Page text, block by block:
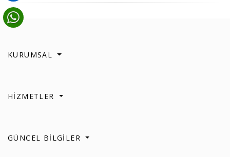
KURUMSAL
HİZMETLER
GÜNCEL BİLGİLER